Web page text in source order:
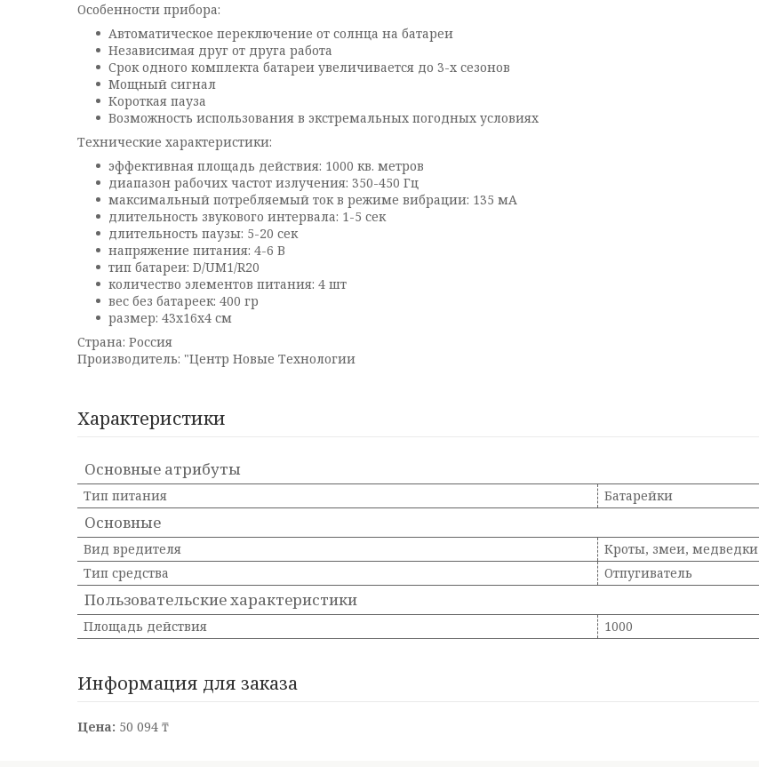
Особенности прибора:
Автоматическое переключение от солнца на батареи
Независимая друг от друга работа
Срок одного комплекта батареи увеличивается до 3-х сезонов
Мощный сигнал
Короткая пауза
Возможность использования в экстремальных погодных условиях
Технические характеристики:
эффективная площадь действия: 1000 кв. метров
диапазон рабочих частот излучения: 350-450 Гц
максимальный потребляемый ток в режиме вибрации: 135 мА
длительность звукового интервала: 1-5 сек
длительность паузы: 5-20 сек
напряжение питания: 4-6 В
тип батареи: D/UM1/R20
количество элементов питания: 4 шт
вес без батареек: 400 гр
размер: 43x16x4 см
Страна: Россия
Производитель: "Центр Новые Технологии
Характеристики
Основные атрибуты
Тип питания Батарейки
Основные
Вид вредителя
Кроты, змеи, медведки
Тип средства
Отпугиватель
Пользовательские характеристики
Площадь действия 1000
Информация для заказа
Цена: 50 094 ₸